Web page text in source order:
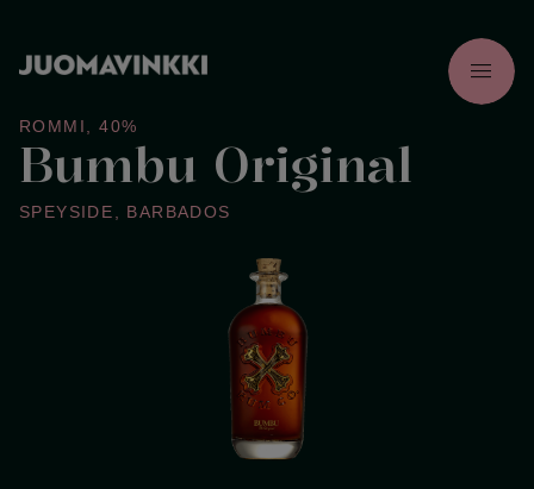
menu
ROMMI ,40%
Bumbu Original
SPEYSIDE BARBADOS